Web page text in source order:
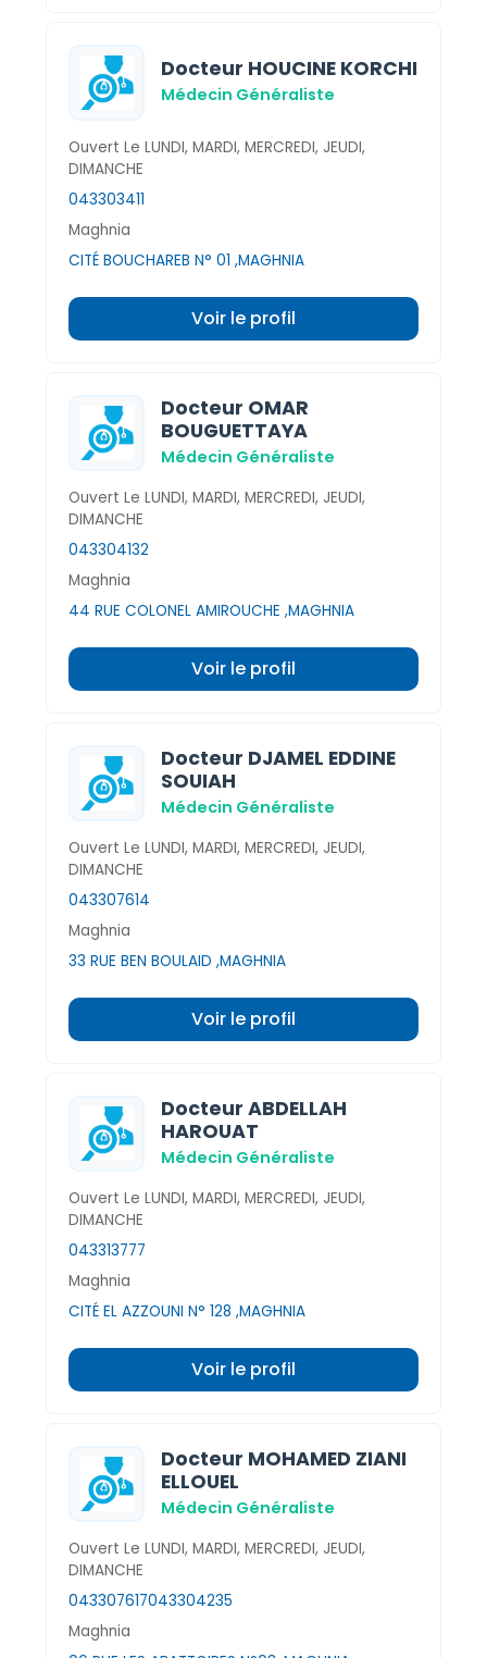
Docteur HOUCINE KORCHI
Médecin Généraliste
Ouvert Le LUNDI, MARDI, MERCREDI, JEUDI,
DIMANCHE
043303411
Maghnia
CITÉ BOUCHAREB N° 01 ,MAGHNIA
Voir le profil
Docteur OMAR
BOUGUETTAYA
Médecin Généraliste
Ouvert Le LUNDI, MARDI, MERCREDI, JEUDI,
DIMANCHE
043304132
Maghnia
44 RUE COLONEL AMIROUCHE ,MAGHNIA
Voir le profil
Docteur DJAMEL EDDINE
SOUIAH
Médecin Généraliste
Ouvert Le LUNDI, MARDI, MERCREDI, JEUDI,
DIMANCHE
043307614
Maghnia
33 RUE BEN BOULAID ,MAGHNIA
Voir le profil
Docteur ABDELLAH
HAROUAT
Médecin Généraliste
Ouvert Le LUNDI, MARDI, MERCREDI, JEUDI,
DIMANCHE
043313777
Maghnia
CITÉ EL AZZOUNI N° 128 ,MAGHNIA
Voir le profil
Docteur MOHAMED ZIANI
ELLOUEL
Médecin Généraliste
Ouvert Le LUNDI, MARDI, MERCREDI, JEUDI,
DIMANCHE
043307617043304235
Maghnia